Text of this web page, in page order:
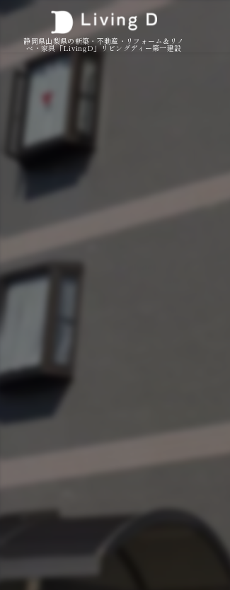
静岡県山梨県の新築・不動産・リフォーム＆リノ
ベ・家具「LivingD」リビングディー第一建設